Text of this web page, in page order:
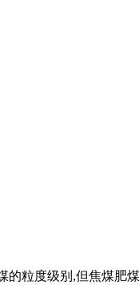
粒度级别,但焦煤